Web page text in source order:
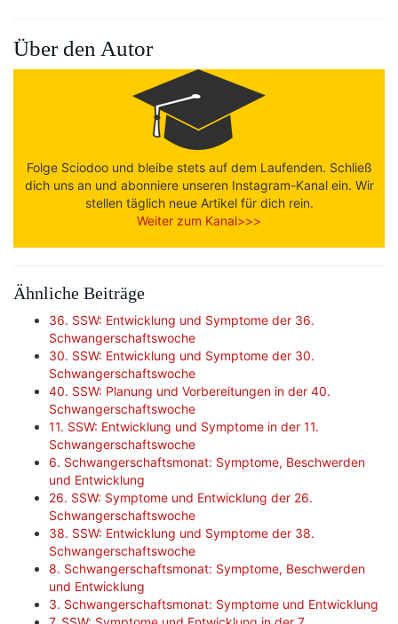
Über den Autor
Folge Sciodoo und bleibe stets auf dem Laufenden. Schließ
dich uns an und abonniere unseren Instagram-Kanal ein. Wir
stellen täglich neue Artikel für dich rein.
Weiter zum Kanal>>>
Ähnliche Beiträge
36. SSW: Entwicklung und Symptome der 36.
Schwangerschaftswoche
30. SSW: Entwicklung und Symptome der 30.
Schwangerschaftswoche
40. SSW: Planung und Vorbereitungen in der 40.
Schwangerschaftswoche
11. SSW: Entwicklung und Symptome in der 11.
Schwangerschaftswoche
6. Schwangerschaftsmonat: Symptome, Beschwerden
und Entwicklung
26. SSW: Symptome und Entwicklung der 26.
Schwangerschaftswoche
38. SSW: Entwicklung und Symptome der 38.
Schwangerschaftswoche
8. Schwangerschaftsmonat: Symptome, Beschwerden
und Entwicklung
3. Schwangerschaftsmonat: Symptome und Entwicklung